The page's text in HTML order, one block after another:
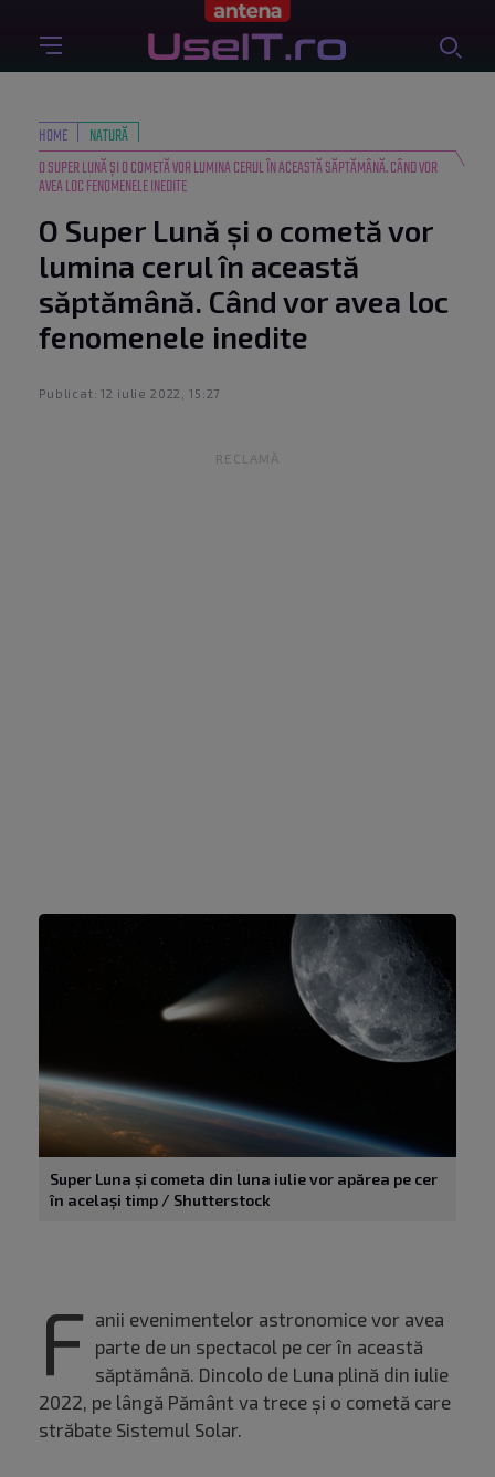
HOME
NATURĂ
O SUPER LUNĂ ȘI O COMETĂ VOR LUMINA CERUL ÎN ACEASTĂ SĂPTĂMÂNĂ. CÂND VOR
AVEA LOC FENOMENELE INEDITE
O Super Lună și o cometă vor
lumina cerul în această
săptămână. Când vor avea loc
fenomenele inedite
Publicat: 12 iulie 2022, 15:27
RECLAMĂ
Super Luna și cometa din luna iulie vor apărea pe cer
în același timp / Shutterstock
F anii evenimentelor astronomice vor avea
parte de un spectacol pe cer în această
săptămână. Dincolo de Luna plină din iulie
2022, pe lângă Pământ va trece și o cometă care
străbate Sistemul Solar.